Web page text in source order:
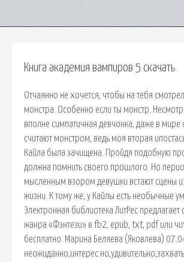
Книга академия вампиров 5 скачать
Отчаянно не хочется, чтобы на тебя
монстра. Особенно если ты монстр.
вполне симпатичная девчонка, даже в
считают монстром, ведь моя вторая
Кайла была зачищена. Пройдя подобную
должна помнить своего прошлого. Но
мысленным взором девушки встают сцены
жизни. К тому же, у Кайлы есть необычные
Электронная библиотека ЛитРес предлагает
жанра «Фэнтези» в fb2, epub, txt, pdf или
бесплатно. Марина Беляева (Яковлева)
неожиданно,интерес